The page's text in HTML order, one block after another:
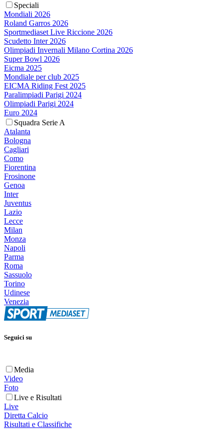
Speciali
Mondiali 2026
Roland Garros 2026
Sportmediaset Live Riccione 2026
Scudetto Inter 2026
Olimpiadi Invernali Milano Cortina 2026
Super Bowl 2026
Eicma 2025
Mondiale per club 2025
EICMA Riding Fest 2025
Paralimpiadi Parigi 2024
Olimpiadi Parigi 2024
Euro 2024
Squadra Serie A
Atalanta
Bologna
Cagliari
Como
Fiorentina
Frosinone
Genoa
Inter
Juventus
Lazio
Lecce
Milan
Monza
Napoli
Parma
Roma
Sassuolo
Torino
Udinese
Venezia
Seguici su
Media
Video
Foto
Live e Risultati
Live
Diretta Calcio
Risultati e Classifiche